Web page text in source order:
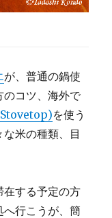
が、普通の鍋使
のコツ、海外で
を使う
米の種類、目
在する予定の方
行こうが、簡